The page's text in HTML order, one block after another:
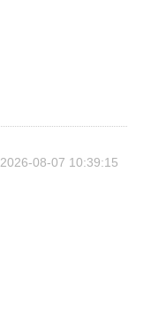
2026-08-07 10:39:15